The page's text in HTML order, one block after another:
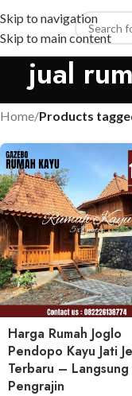
Skip to navigation
Skip to main content
jual
Home/Products
Harga Rumah Joglo
Pendopo Kayu Jati
Terbaru – Langsung
Pengrajin